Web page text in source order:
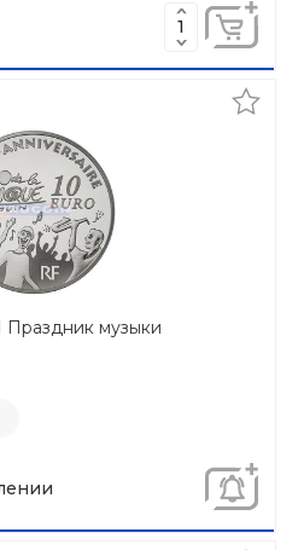
Праздник музыки